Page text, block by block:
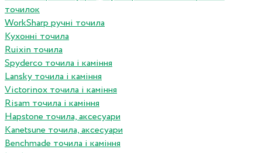
точилок
WorkSharp ручні точила
Кухонні точила
Ruixin точила
Spyderco точила і каміння
Lansky точила і каміння
Victorinox точила і каміння
Risam точила і каміння
Hapstone точила, аксесуари
Kanetsune точила, аксесуари
Benchmade точила і каміння